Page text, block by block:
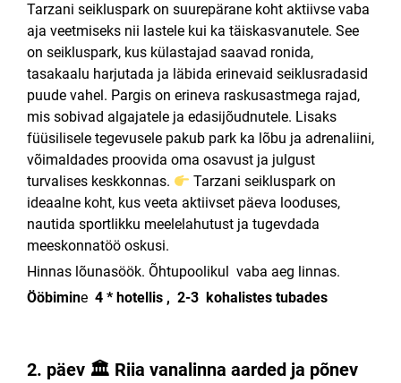
Tarzani seikluspark on suurepärane koht aktiivse vaba
aja veetmiseks nii lastele kui ka täiskasvanutele. See
on seikluspark, kus külastajad saavad ronida,
tasakaalu harjutada ja läbida erinevaid seiklusradasid
puude vahel. Pargis on erineva raskusastmega rajad,
mis sobivad algajatele ja edasijõudnutele. Lisaks
füüsilisele tegevusele pakub park ka lõbu ja adrenaliini,
võimaldades proovida oma osavust ja julgust
turvalises keskkonnas.
Tarzani seikluspark on
ideaalne koht, kus veeta aktiivset päeva looduses,
nautida sportlikku meelelahutust ja tugevdada
meeskonnatöö oskusi.
Hinnas lõunasöök. Õhtupoolikul vaba aeg linnas.
Ööbimine 4 * hotellis , 2-3 kohalistes tubades
2. päev 🏛 Riia vanalinna aarded ja põnev